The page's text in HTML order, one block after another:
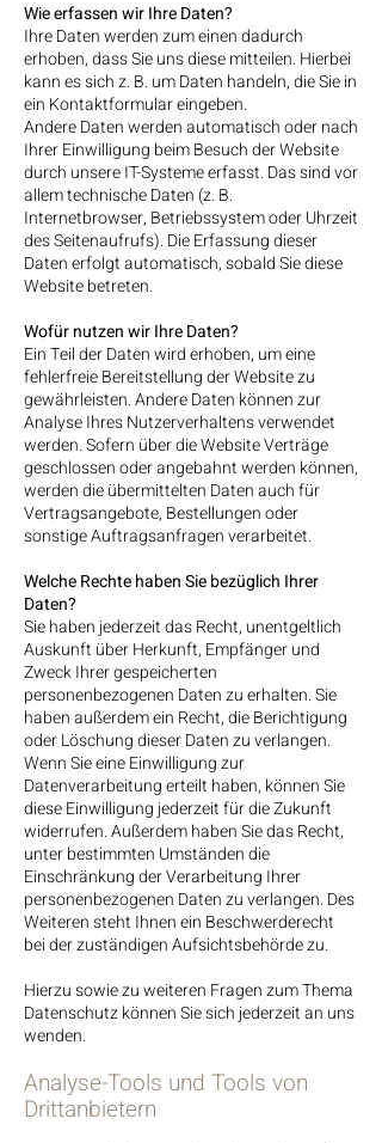
Wie erfassen wir Ihre Daten?
Ihre Daten werden zum einen dadurch
erhoben, dass Sie uns diese mitteilen. Hierbei
kann es sich z. B. um Daten handeln, die Sie in
ein Kontaktformular eingeben.
Andere Daten werden automatisch oder nach
Ihrer Einwilligung beim Besuch der Website
durch unsere IT-Systeme erfasst. Das sind vor
allem technische Daten (z. B.
Internetbrowser, Betriebssystem oder Uhrzeit
des Seitenaufrufs). Die Erfassung dieser
Daten erfolgt automatisch, sobald Sie diese
Website betreten.
Wofür nutzen wir Ihre Daten?
Ein Teil der Daten wird erhoben, um eine
fehlerfreie Bereitstellung der Website zu
gewährleisten. Andere Daten können zur
Analyse Ihres Nutzerverhaltens verwendet
werden. Sofern über die Website Verträge
geschlossen oder angebahnt werden können,
werden die übermittelten Daten auch für
Vertragsangebote, Bestellungen oder
sonstige Auftragsanfragen verarbeitet.
Welche Rechte haben Sie bezüglich Ihrer
Daten?
Sie haben jederzeit das Recht, unentgeltlich
Auskunft über Herkunft, Empfänger und
Zweck Ihrer gespeicherten
personenbezogenen Daten zu erhalten. Sie
haben außerdem ein Recht, die Berichtigung
oder Löschung dieser Daten zu verlangen.
Wenn Sie eine Einwilligung zur
Datenverarbeitung erteilt haben, können Sie
diese Einwilligung jederzeit für die Zukunft
widerrufen. Außerdem haben Sie das Recht,
unter bestimmten Umständen die
Einschränkung der Verarbeitung Ihrer
personenbezogenen Daten zu verlangen. Des
Weiteren steht Ihnen ein Beschwerderecht
bei der zuständigen Aufsichtsbehörde zu.
Hierzu sowie zu weiteren Fragen zum Thema
Datenschutz können Sie sich jederzeit an uns
wenden.
Analyse-Tools und Tools von
Dritt­anbietern